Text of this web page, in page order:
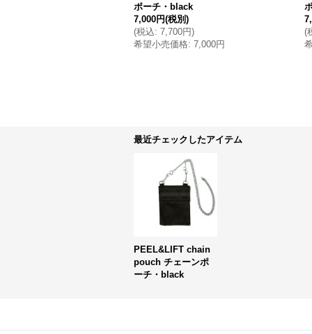
ポーチ・black
7,000円(税別)
(税込: 7,700円)
希望小売価格: 7,000円
(
最近チェックしたアイテム
PEEL&LIFT chain
pouch チェーンポ
ーチ・black